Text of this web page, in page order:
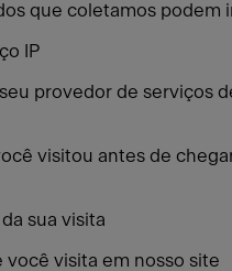
que coletamos podem
IP
provedor de serviços
visitou antes de
sua visita
visita em nosso site